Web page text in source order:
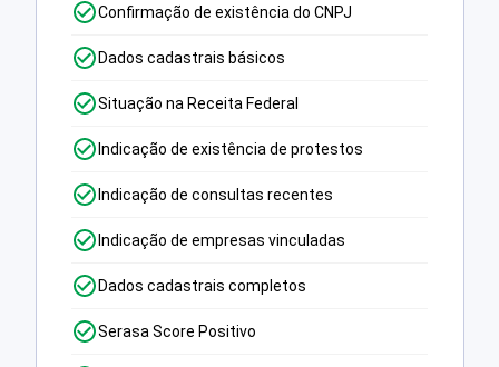
Confirmação de existência do CNPJ
Dados cadastrais básicos
Situação na Receita Federal
Indicação de existência de protestos
Indicação de consultas recentes
Indicação de empresas vinculadas
Dados cadastrais completos
Serasa Score Positivo